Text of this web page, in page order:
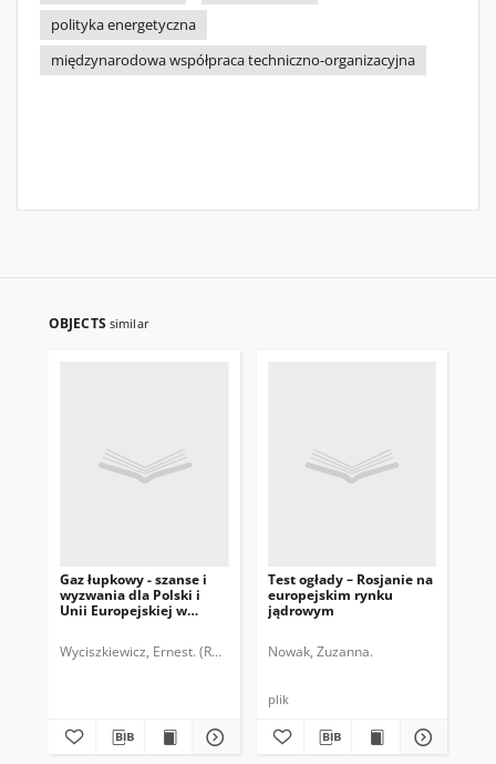
polityka energetyczna
międzynarodowa współpraca techniczno-organizacyjna
OBJECTS similar
Gaz łupkowy - szanse i
wyzwania dla Polski i
Unii Europejskiej w
międzynarodowego
Wyciszkiewicz, Ernest. (Redaktor) Ćwiek-Karpowicz, Jarosław.
Test ogłady – Rosjanie na
europejskim rynku
jądrowym
Nowak, Zuzanna.
plik